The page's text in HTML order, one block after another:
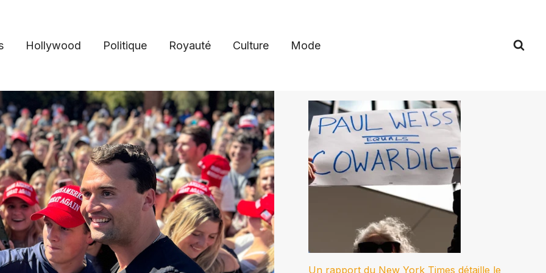
Hollywood Politique Royauté Culture Mode
Un rapport du New York Times détaille le